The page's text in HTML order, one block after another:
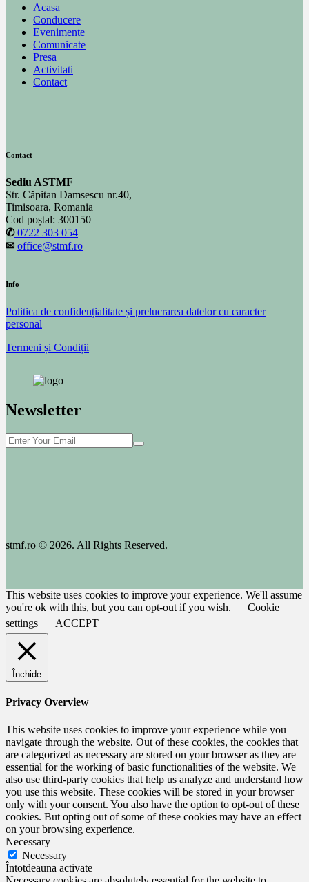
Acasa
Conducere
Evenimente
Comunicate
Presa
Activitati
Contact
Contact
Sediu ASTMF
Str. Căpitan Damsescu nr.40,
Timisoara, Romania
Cod poștal: 300150
✆0722 303 054
✉ office@stmf.ro
Info
Politica de confidențialitate și prelucrarea datelor cu caracter
personal
Termeni și Condiții
Newsletter
stmf.ro © 2026. All Rights Reserved.
This website uses cookies to improve your experience. We'll assume
you're ok with this, but you can opt-out if you wish.
Cookie
settings
ACCEPT
Închide
Privacy Overview
This website uses cookies to improve your experience while you
navigate through the website. Out of these cookies, the cookies that
are categorized as necessary are stored on your browser as they are
essential for the working of basic functionalities of the website. We
also use third-party cookies that help us analyze and understand how
you use this website. These cookies will be stored in your browser
only with your consent. You also have the option to opt-out of these
cookies. But opting out of some of these cookies may have an effect
on your browsing experience.
Necessary
Necessary
Întotdeauna activate